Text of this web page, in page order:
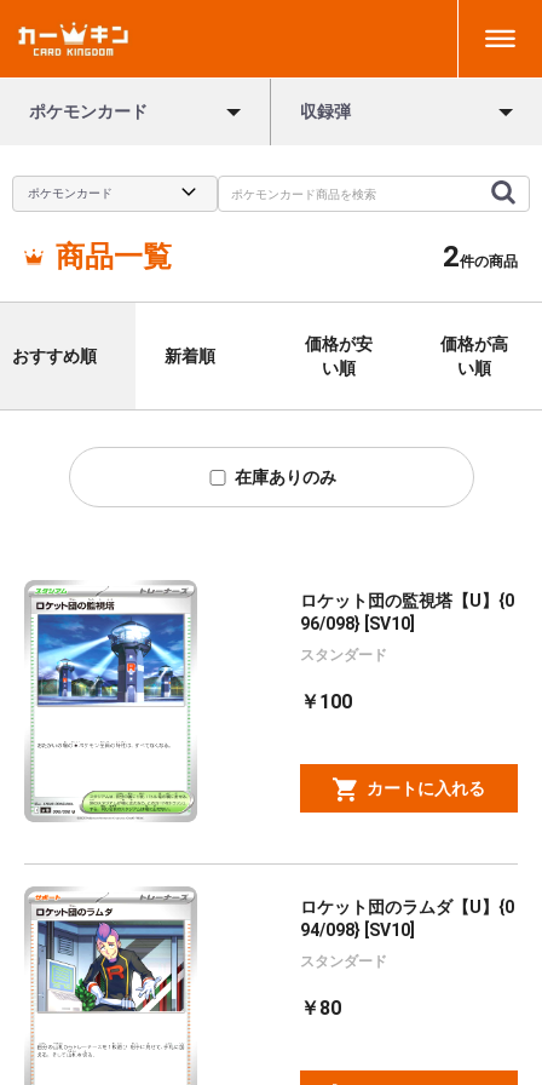
ポケモンカード 収録弾
商品一覧 2件の商品
おすすめ順 新着順
価格が安
い順
価格が高
い順
在庫ありのみ
ロケット団の監視塔【U】{0
96/098} [SV10]
スタンダード
￥100
カートに入れる
ロケット団のラムダ【U】{0
94/098} [SV10]
スタンダード
￥80